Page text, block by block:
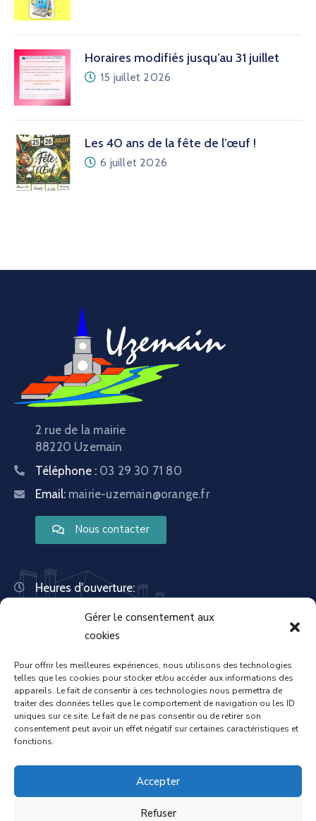
Gérer le consentement aux
cookies
Pour offrir les meilleures expériences, nous utilisons des technologies
telles que les cookies pour stocker et/ou accéder aux informations des
appareils. Le fait de consentir à ces technologies nous permettra de
traiter des données telles que le comportement de navigation ou les ID
uniques sur ce site. Le fait de ne pas consentir ou de retirer son
consentement peut avoir un effet négatif sur certaines caractéristiques et
fonctions.
Accepter
Refuser
Horaires modifiés jusqu’au 31 juillet
15 juillet 2026
Les 40 ans de la fête de l’œuf !
6 juillet 2026
2 rue de la mairie
88220 Uzemain
Téléphone : 03 29 30 71 80
Email: mairie-uzemain@orange.fr
Nous contacter
Heures d'ouverture:
Mardi : 13:30 – 18:00
Mercredi : 08:30 – 12:00 | 14:00 – 17:00
Vendredi : 08:30 – 12:00 | 14:00 – 17:00
Samedi : Fermée
Dimanche : Fermée
Mentions légales